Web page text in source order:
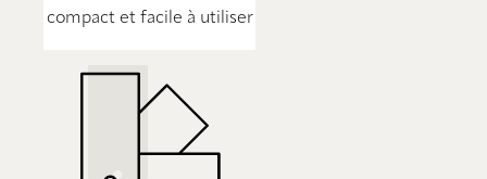
compact et facile à utiliser